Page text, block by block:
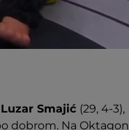
Smajić (29, 4-3),
dobrom. Na Oktagon